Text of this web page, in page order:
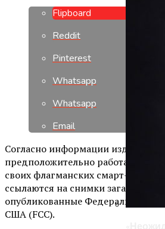
Flipboard
Reddit
Pinterest
Whatsapp
Whatsapp
Email
Согласно информации издания
предположительно работает над
своих флагманских смарт-часов
ссылаются на снимки загадочного
опубликованные Федеральной
США (FCC).